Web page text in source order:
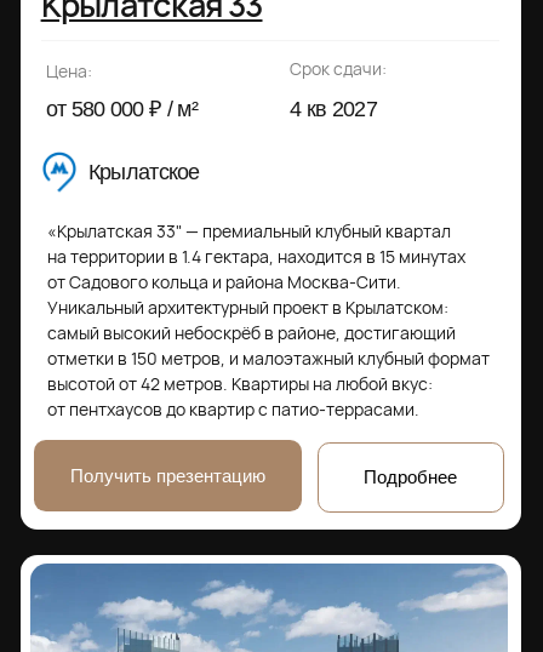
Адрес:
г. Москва, Духовской пер 17/10
Подписывайтесь на наши социальные сети, чтобы быть
Телефон:
Блог про недвижимость
+7 (495) 212-11-73
© 2026 VAYCHULIS ESTATE